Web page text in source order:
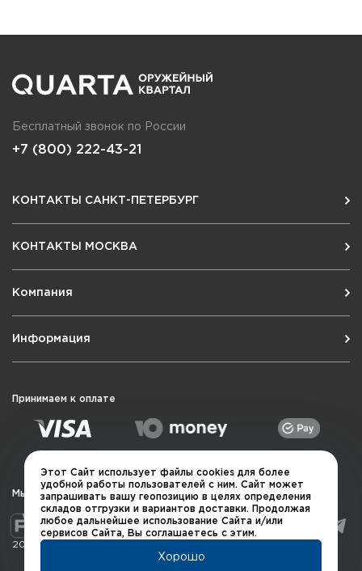
Бесплатный звонок по России
+7 (800) 222-43-21
КОНТАКТЫ САНКТ-ПЕТЕРБУРГ
КОНТАКТЫ МОСКВА
Компания
Информация
Принимаем к оплате
Мы в социальных сетях
2026 © QUARTA "Оружейный квартал"
Этот Сайт использует файлы cookies для более
удобной работы пользователей с ним. Сайт может
запрашивать вашу геопозицию в целях определения
складов отгрузки и вариантов доставки. Продолжая
любое дальнейшее использование Сайта и/или
сервисов Сайта, Вы соглашаетесь с этим.
Хорошо